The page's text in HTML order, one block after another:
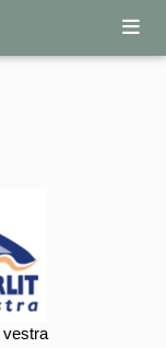
vestra